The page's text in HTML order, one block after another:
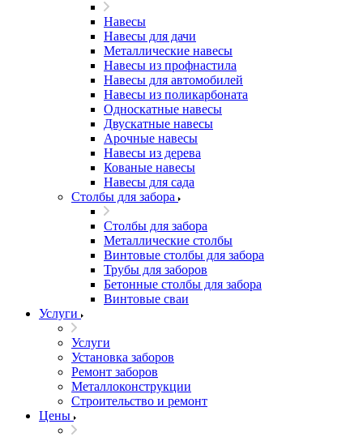
Навесы
Навесы для дачи
Металлические навесы
Навесы из профнастила
Навесы для автомобилей
Навесы из поликарбоната
Односкатные навесы
Двускатные навесы
Арочные навесы
Навесы из дерева
Кованые навесы
Навесы для сада
Столбы для забора
Столбы для забора
Металлические столбы
Винтовые столбы для забора
Трубы для заборов
Бетонные столбы для забора
Винтовые сваи
Услуги
Услуги
Установка заборов
Ремонт заборов
Металлоконструкции
Строительство и ремонт
Цены